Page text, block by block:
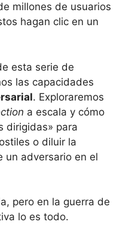
millones de usuarios
hagan clic en un
esta serie de
las capacidades
. Exploraremos
a escala y cómo
dirigidas» para
o diluir la
un adversario en el
pero en la guerra de
lo es todo.